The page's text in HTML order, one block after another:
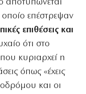
αποτυπώνεται
οποίο επέστρεψαν
επιθέσεις και
ότι στο
κυριαρχεί η
όπως «έχεις
και οι